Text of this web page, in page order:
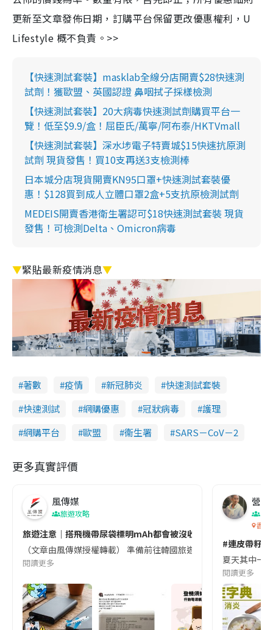
更新至文章發佈日期，訂購平台保留更改優惠權利，U
Lifestyle 概不負責。>>
【快速測試套裝】masklab全線分店開賣$28快速測
試劑！獲歐盟、英國認證 鼻咽拭子採樣檢測
【快速測試套裝】20大病毒快速測試劑購買平台一
覽！低至$9.9/盒！屈臣氏/萬寧/阿布泰/HKTVmall
【快速測試套裝】深水埗電子特賣城$15快速抗原測
試劑 現貨發售！買10支再送3支檢測棒
日本城分店現貨開賣KN95口罩+快速測試套裝優
惠！$128買到成人立體口罩2盒+5支抗原檢測試劑
MEDEIS開賣香港衛生署認可$18快速測試套裝 現貨
發售！可檢測Delta、Omicron病毒
▼緊貼最新疫情消息▼
著數 疫情 新冠肺炎
快速測試套裝
快速測試
網購優惠 冠狀病毒
護理
網購平台
歐盟 衞生署 SARS－CoV－2
更多真實評價
風傳媒
旅遊攻略
旅遊注意｜搭飛機帶尿袋標明mAh都會被沒收😱出發前切記檢查
（文章由風傳媒授權轉載） 準備前往韓國旅遊的民眾，近期要
閱讀更多
營養
香港
#連皮帶籽
夏天其中一
閱讀更多